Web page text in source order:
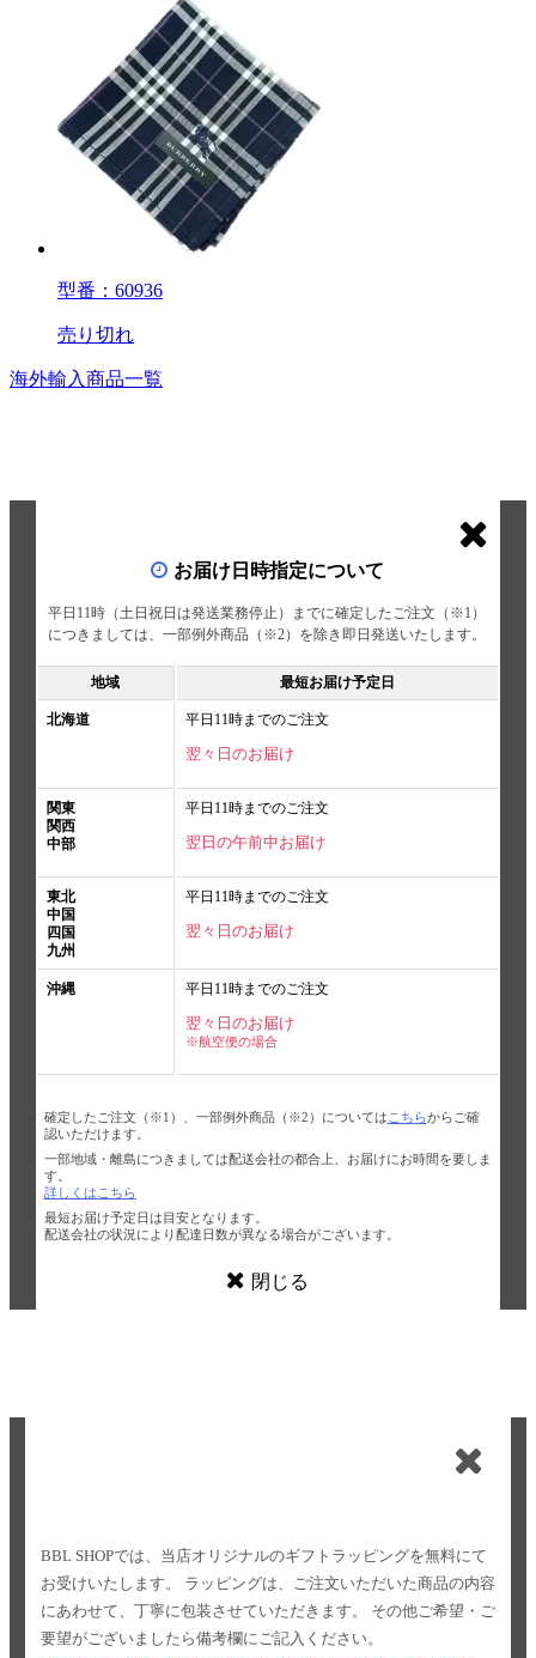
型番：60936
売り切れ
海外輸入商品一覧
お届け日時指定について
平日11時（土日祝日は発送業務停止）までに確定したご注文（※1）
につきましては、一部例外商品（※2）を除き即日発送いたします。
地域 最短お届け予定日
北海道 平日11時までのご注文
翌々日のお届け
関東
関西
中部
平日11時までのご注文
翌日の午前中お届け
東北
中国
四国
九州
平日11時までのご注文
翌々日のお届け
沖縄 平日11時までのご注文
翌々日のお届け
※航空便の場合
確定したご注文（※1）、一部例外商品（※2）については こちらからご確
認いただけます。
一部地域・離島につきましては配送会社の都合上、お届けにお時間を要しま
す。
詳しくはこちら
最短お届け予定日は目安となります。
配送会社の状況により配達日数が異なる場合がございます。
閉じる
BBL SHOPでは、当店オリジナルのギフトラッピングを無料にて
お受けいたします。
ラッピングは、ご注文いただいた商品の内容
にあわせて、丁寧に包装させていただきます。
その他ご希望・ご
要望がございましたら備考欄にご記入ください。